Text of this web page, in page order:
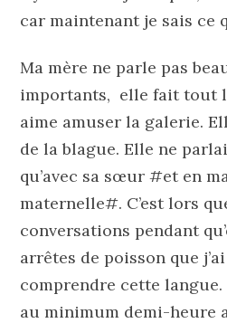
car maintenant je sais ce
Ma mère ne parle pas
importants, elle fait tout
aime amuser la galerie.
de la blague. Elle ne
qu’avec sa sœur #et en
maternelle#. C’est lors
conversations pendant
arrêtes de poisson que
comprendre cette
au minimum demi-heure